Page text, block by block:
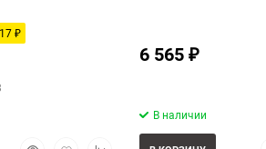
₽
6 565 ₽
В наличии